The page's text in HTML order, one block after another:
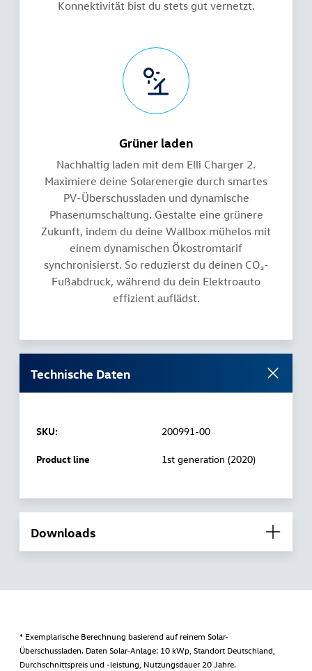
Konnektivität bist du stets gut vernetzt.
Grüner laden
Nachhaltig laden mit dem Elli Charger 2.
Maximiere deine Solarenergie durch smartes
PV-Überschussladen und dynamische
Phasenumschaltung. Gestalte eine grünere
Zukunft, indem du deine Wallbox mühelos mit
einem dynamischen Ökostromtarif
synchronisierst. So reduzierst du deinen CO₂-
Fußabdruck, während du dein Elektroauto
effizient auflädst.
Technische Daten
SKU: 200991-00
Product line 1st generation (2020)
Downloads
* Exemplarische Berechnung basierend auf reinem Solar-
Überschussladen. Daten Solar-Anlage: 10 kWp, Standort Deutschland,
Durchschnittspreis und -leistung, Nutzungsdauer 20 Jahre.